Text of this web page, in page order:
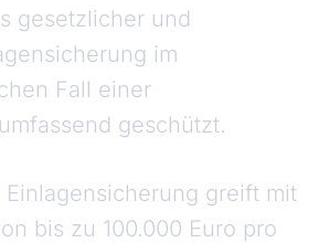
gesetzlicher und
im
Fall einer
geschützt.
greift mit
bis zu 100.000 Euro pro